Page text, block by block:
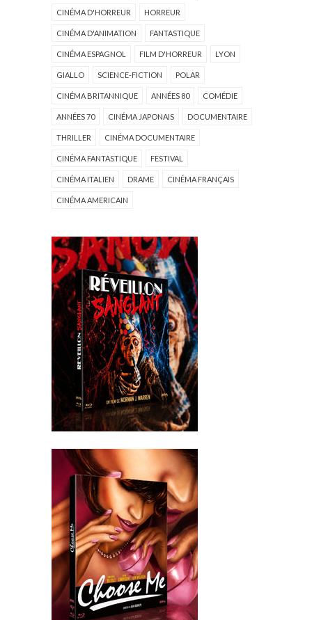
CINÉMA D'HORREUR HORREUR
CINÉMA D'ANIMATION FANTASTIQUE
CINÉMA ESPAGNOL FILM D'HORREUR LYON
GIALLO SCIENCE-FICTION POLAR
CINÉMA BRITANNIQUE ANNÉES 80 COMÉDIE
ANNÉES 70 CINÉMA JAPONAIS DOCUMENTAIRE
THRILLER CINÉMA DOCUMENTAIRE
CINÉMA FANTASTIQUE FESTIVAL
CINÉMA ITALIEN DRAME CINÉMA FRANÇAIS
CINÉMA AMERICAIN